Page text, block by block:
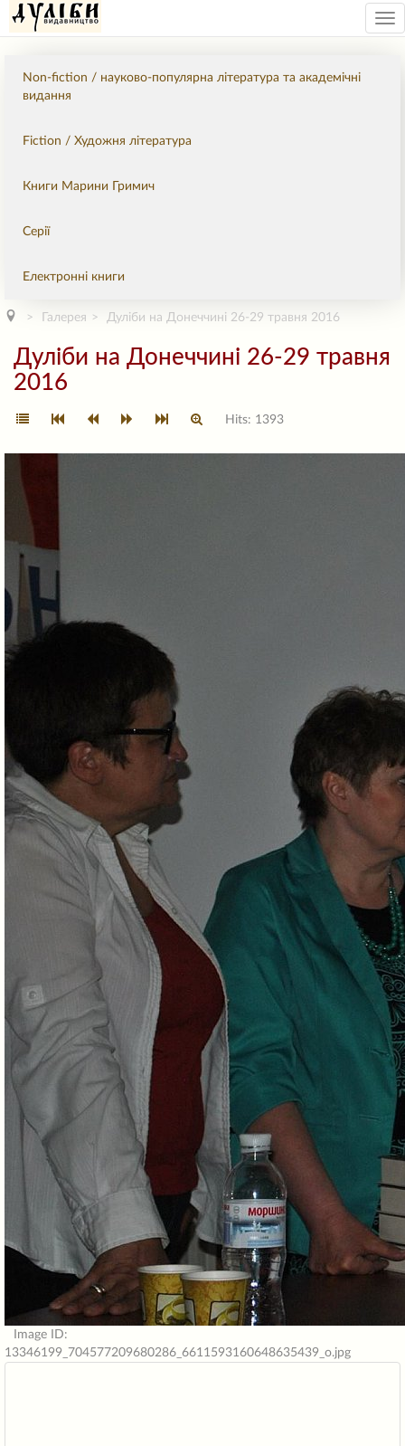
Non-fiction / науково-популярна література та академічні
видання
Fiction / Художня література
Книги Марини Гримич
Серії
Електронні книги
Галерея Дуліби на Донеччині 26-29 травня 2016
Дуліби на Донеччині 26-29 травня
2016
Hits: 1393
Image ID:
13346199_704577209680286_6611593160648635439_o.jpg